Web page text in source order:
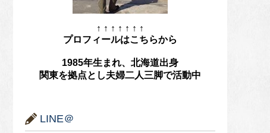
↑ ↑ ↑ ↑ ↑ ↑ ↑
プロフィールはこちらから
1985年生まれ、北海道出身
関東を拠点とし夫婦二人三脚で活動中
LINE＠